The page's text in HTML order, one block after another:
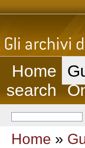
Home
search
Home »